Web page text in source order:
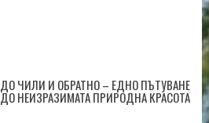
ДО ЧИЛИ И ОБРАТНО – ЕДНО ПЪТУВАНЕ
ДО НЕИЗРАЗИМАТА ПРИРОДНА КРАСОТА